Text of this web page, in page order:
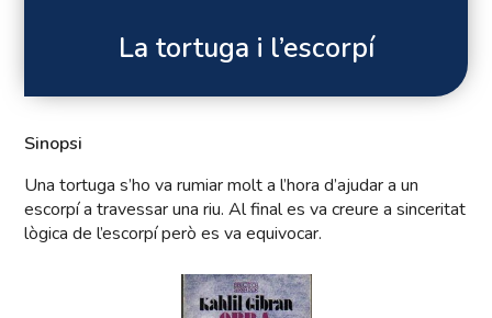
La tortuga i l’escorpí
Sinopsi
Una tortuga s’ho va rumiar molt a l’hora d’ajudar a un
escorpí a travessar una riu. Al final es va creure a sinceritat
lògica de l’escorpí però es va equivocar.